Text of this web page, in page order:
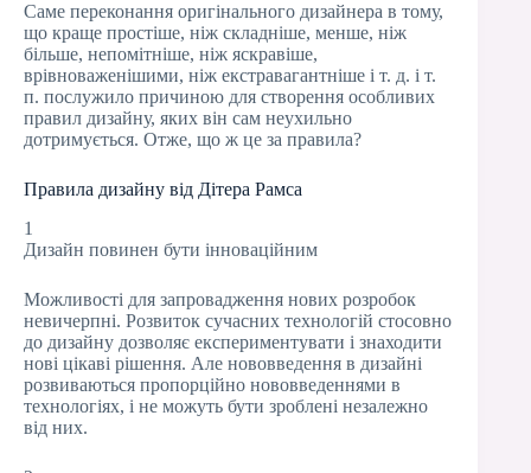
Саме переконання оригінального дизайнера в тому,
що краще простіше, ніж складніше, менше, ніж
більше, непомітніше, ніж яскравіше,
врівноваженішими, ніж екстравагантніше і т. д. і т.
п. послужило причиною для створення особливих
правил дизайну, яких він сам неухильно
дотримується. Отже, що ж це за правила?
Правила дизайну від Дітера Рамса
1
Дизайн повинен бути інноваційним
Можливості для запровадження нових розробок
невичерпні. Розвиток сучасних технологій стосовно
до дизайну дозволяє експериментувати і знаходити
нові цікаві рішення. Але нововведення в дизайні
розвиваються пропорційно нововведеннями в
технологіях, і не можуть бути зроблені незалежно
від них.